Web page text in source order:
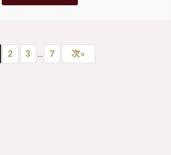
2 3 ... 7 次»